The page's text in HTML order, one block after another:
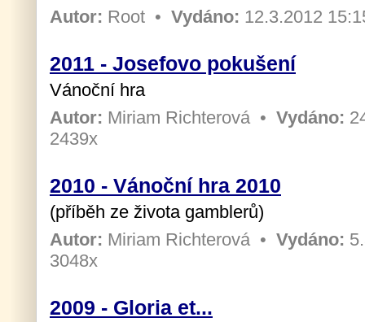
Autor: Root • Vydáno: 12.3.2012
2011 - Josefovo pokušení
Vánoční hra
Autor: Miriam Richterová• Vydáno:
2439x
2010 - Vánoční hra 2010
(příběh ze života gamblerů)
Autor: Miriam Richterová• Vydáno:
3048x
2009 - Gloria et...